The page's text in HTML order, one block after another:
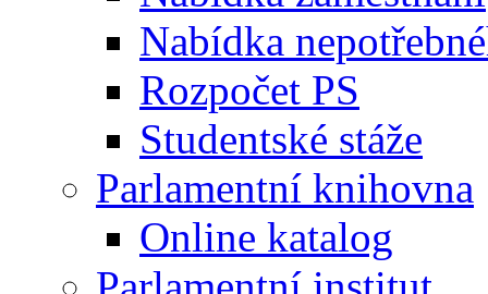
Nabídka
Rozpočet PS
Studentské stáže
Parlamentní knihovna
Online katalog